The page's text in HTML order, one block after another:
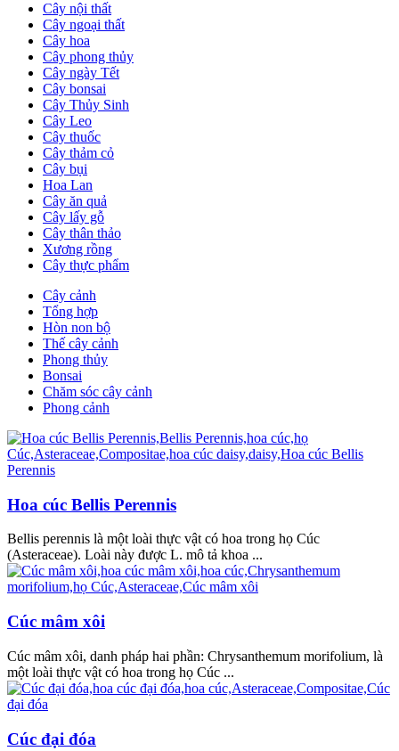
Cây nội thất
Cây ngoại thất
Cây hoa
Cây phong thủy
Cây ngày Tết
Cây bonsai
Cây Thủy Sinh
Cây Leo
Cây thuốc
Cây thảm cỏ
Cây bụi
Hoa Lan
Cây ăn quả
Cây lấy gỗ
Cây thân thảo
Xương rồng
Cây thực phẩm
Cây cảnh
Tổng hợp
Hòn non bộ
Thế cây cảnh
Phong thủy
Bonsai
Chăm sóc cây cảnh
Phong cảnh
Hoa cúc Bellis Perennis
Bellis perennis là một loài thực vật có hoa trong họ Cúc
(Asteraceae). Loài này được L. mô tả khoa ...
Cúc mâm xôi
Cúc mâm xôi, danh pháp hai phần: Chrysanthemum morifolium, là
một loài thực vật có hoa trong họ Cúc ...
Cúc đại đóa